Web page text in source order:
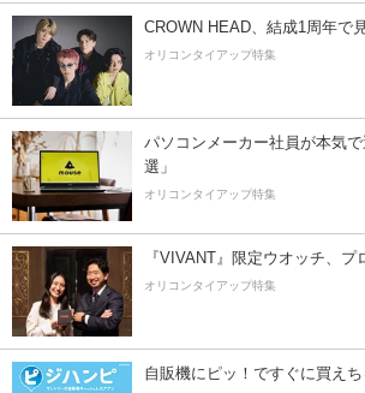
CROWN HEAD、結成1周年で
オリコンタイアップ特集
パソコンメーカー社員が本気
選」
オリコンタイアップ特集
『VIVANT』限定ウオッチ、
オリコンタイアップ特集
自販機にピッ！ですぐに買えち